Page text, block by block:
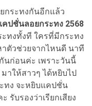
กระทงกันอีกแล้ว
ปชั่นลอยกระทง 2568
ะทงทั้งที ใครที่มีกระทง
ตัวช่วยจากไหนดี นาที
นก่อนค่ะ เพราะวันนี้
มาให้สาวๆ ได้หยิบไป
ทง จะหยิบแคปชั่น
รับรองว่าเรียกเสียง